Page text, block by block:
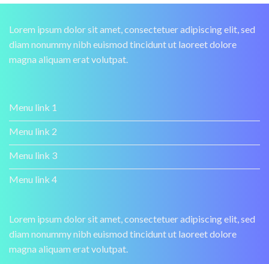
Lorem ipsum dolor sit amet, consectetuer adipiscing elit, sed
diam nonummy nibh euismod tincidunt ut laoreet dolore
magna aliquam erat volutpat.
Menu link 1
Menu link 2
Menu link 3
Menu link 4
Lorem ipsum dolor sit amet, consectetuer adipiscing elit, sed
diam nonummy nibh euismod tincidunt ut laoreet dolore
magna aliquam erat volutpat.